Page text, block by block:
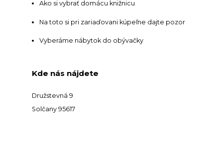
Ako si vybrať domácu knižnicu
Na toto si pri zariaďovani kúpeľne dajte pozor
Vyberáme nábytok do obývačky
Kde nás nájdete
Družstevná 9
Solčany 95617